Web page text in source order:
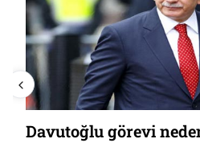
Davutoğlu görevi